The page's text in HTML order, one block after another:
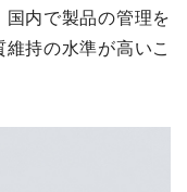
内で製品の管理を
持の水準が高いこ